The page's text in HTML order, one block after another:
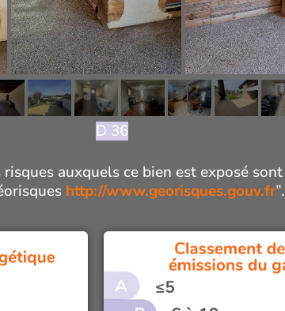
D 36
auxquels ce bien est exposé sont
http://www.georisques.gouv.fr”.